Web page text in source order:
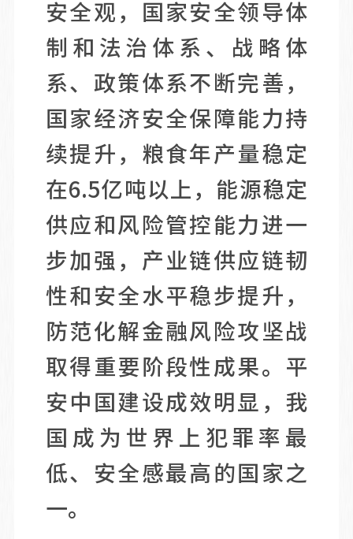
安全观，国家安全领导体
制和法治体系、战略体
系、政策体系不断完善，
国家经济安全保障能力持
续提升，粮食年产量稳定
在6.5亿吨以上，能源稳定
供应和风险管控能力进一
步加强，产业链供应链韧
性和安全水平稳步提升，
防范化解金融风险攻坚战
取得重要阶段性成果。平
安中国建设成效明显，我
国成为世界上犯罪率最
低、安全感最高的国家之
一。